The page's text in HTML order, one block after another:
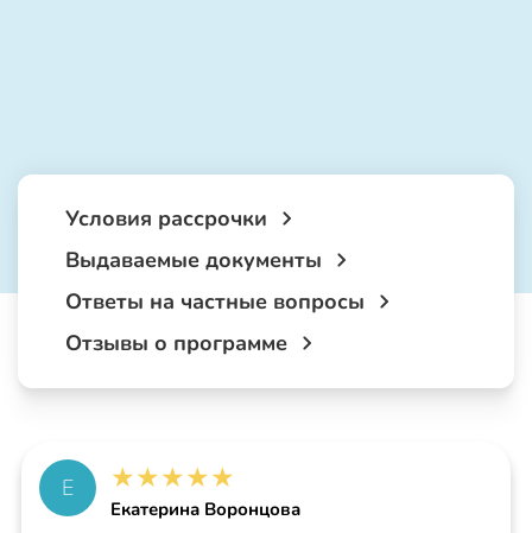
Условия рассрочки
Выдаваемые документы
Ответы на частные вопросы
Отзывы о программе
Е ★★★★★
Екатерина Воронцова